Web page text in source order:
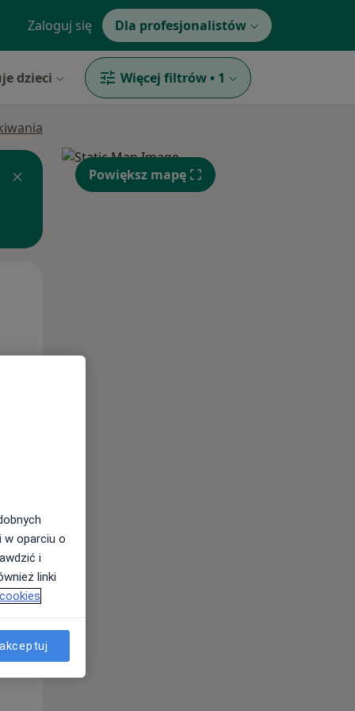
Zaloguj się Dla profesjonalistów
dzieci Więcej filtrów • 1
Wt,
11 Sie
Powiększ mapę
w oparciu o
i
linki